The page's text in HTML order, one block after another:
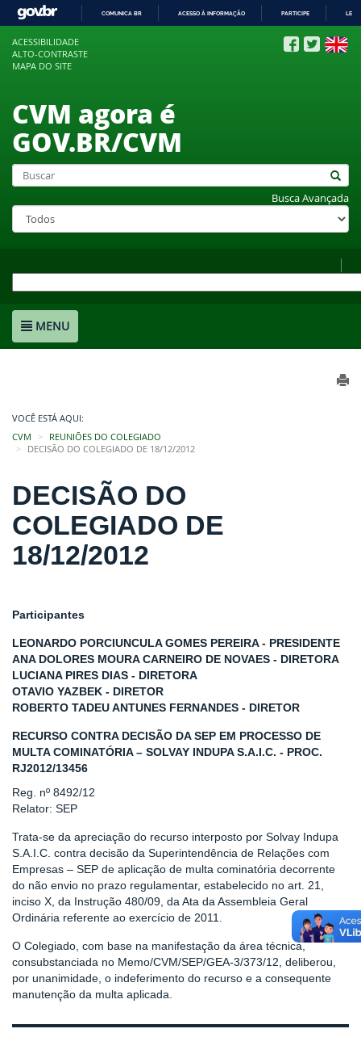
COMUNICA BR ACESSO À INFORMAÇÃO PARTICIPE
ACESSIBILIDADE
ALTO-CONTRASTE
MAPA DO SITE
CVM agora é
GOV.BR/CVM
Busca Avançada
MENU
VOCÊ ESTÁ AQUI:
CVM
REUNIÕES DO COLEGIADO
DECISÃO DO COLEGIADO DE 18/12/2012
DECISÃO DO
COLEGIADO DE
18/12/2012
Participantes
LEONARDO PORCIUNCULA GOMES PEREIRA - PRESIDENTE
ANA DOLORES MOURA CARNEIRO DE NOVAES - DIRETORA
LUCIANA PIRES DIAS - DIRETORA
OTAVIO YAZBEK - DIRETOR
ROBERTO TADEU ANTUNES FERNANDES - DIRETOR
RECURSO CONTRA DECISÃO DA SEP EM PROCESSO DE
MULTA COMINATÓRIA – SOLVAY INDUPA S.A.I.C. - PROC.
RJ2012/13456
Reg. nº 8492/12
Relator: SEP
Trata-se da apreciação do recurso interposto por Solvay Indupa
S.A.I.C. contra decisão da Superintendência de Relações com
Empresas – SEP de aplicação de multa cominatória decorrente
do não envio no prazo regulamentar, estabelecido no art. 21,
inciso X, da Instrução 480/09, da Ata da Assembleia Geral
Ordinária referente ao exercício de 2011.
O Colegiado, com base na manifestação da área técnica,
consubstanciada no Memo/CVM/SEP/GEA-3/373/12, deliberou,
por unanimidade, o indeferimento do recurso e a consequente
manutenção da multa aplicada.